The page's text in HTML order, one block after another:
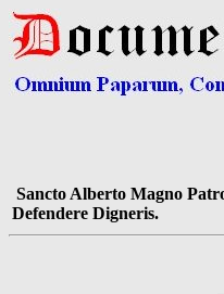
Sancto Alberto Magno
Defendere Digneris.